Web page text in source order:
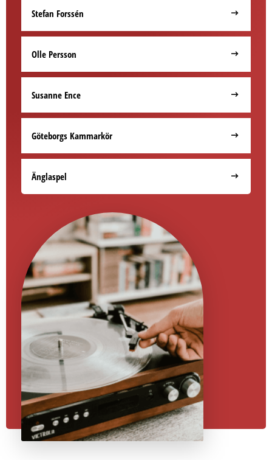
Stefan Forssén
Olle Persson
Susanne Ence
Göteborgs Kammarkör
Änglaspel